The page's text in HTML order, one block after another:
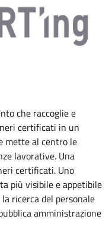
che raccoglie e
certificati in un
mette al centro le
lavorative. Una
certificati. Uno
più visibile e appetibile
ricerca del personale
amministrazione